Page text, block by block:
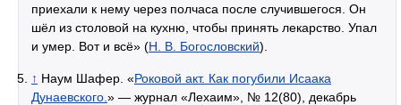
приехали к нему через полчаса после случившегося. Он
шёл из столовой на кухню, чтобы принять лекарство. Упал
и умер. Вот и всё» (Н. В. Богословский).
↑ Наум Шафер. «Роковой акт. Как погубили Исаака
Дунаевского. » — журнал «Лехаим», № 12(80), декабрь